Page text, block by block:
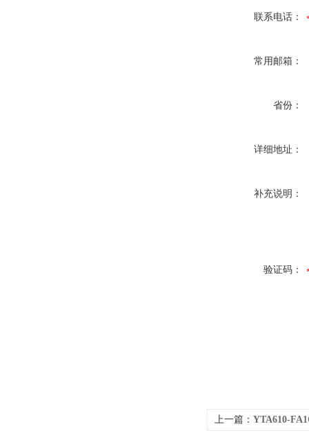
联系电话：
常用邮箱：
省份：
详细地址：
补充说明：
验证码：
上一篇： YTA610-